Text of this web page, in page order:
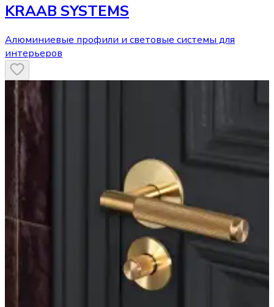
KRAAB SYSTEMS
Алюминиевые профили и световые системы для
интерьеров